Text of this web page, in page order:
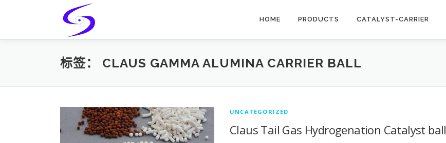
HOME PRODUCTS CATALYST-CARRIER
标签： CLAUS GAMMA ALUMINA CARRIER BALL
UNCATEGORIZED
Claus Tail Gas Hydrogenation Catalyst ball